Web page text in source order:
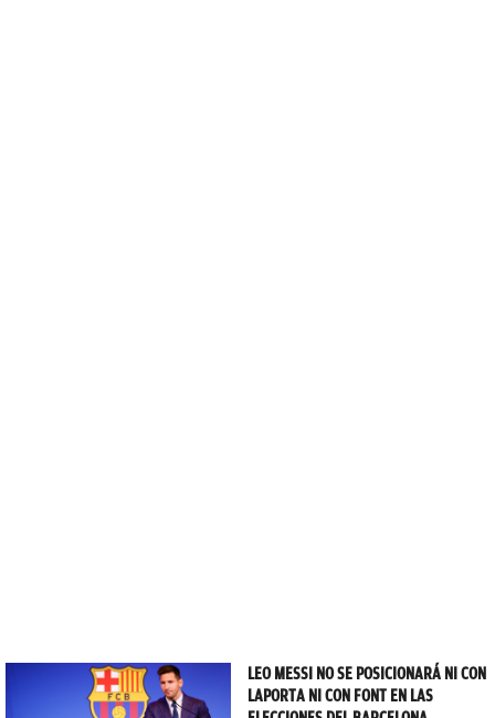
LEO MESSI NO SE POSICIONARÁ NI CON
LAPORTA NI CON FONT EN LAS